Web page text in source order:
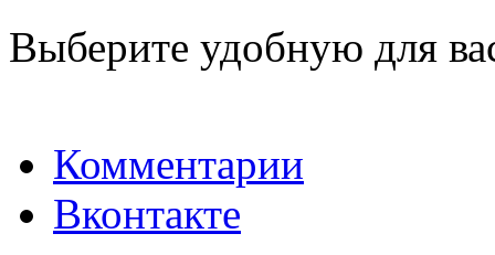
Выберите удобную для
Комментарии
Вконтакте